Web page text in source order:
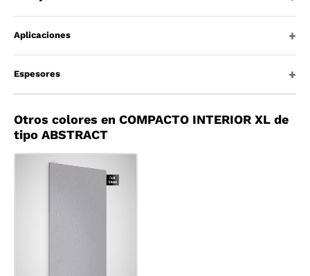
Aplicaciones
Espesores
Otros colores en COMPACTO INTERIOR XL de
tipo ABSTRACT